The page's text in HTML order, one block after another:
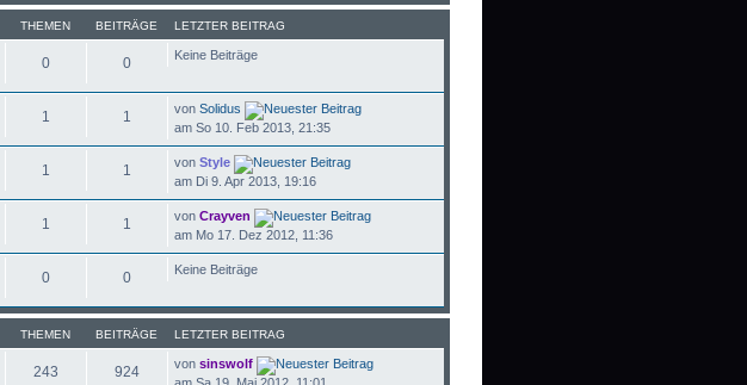
THEMEN BEITRÄGE LETZTER BEITRAG
0 0 Keine Beiträge
1 1 von Solidus
am So 10. Feb 2013, 21:35
1 1 von Style
am Di 9. Apr 2013, 19:16
1 1 von Crayven
am Mo 17. Dez 2012, 11:36
0 0 Keine Beiträge
THEMEN BEITRÄGE LETZTER BEITRAG
243 924 von sinswolf
am Sa 19. Mai 2012, 11:01